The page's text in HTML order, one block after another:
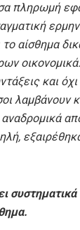
πληρωμή
αίσθημα
και
αναδρομικά
συστηματικά